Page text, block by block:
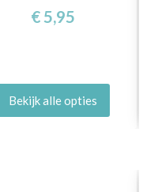
€ 5,95
Bekijk alle opties